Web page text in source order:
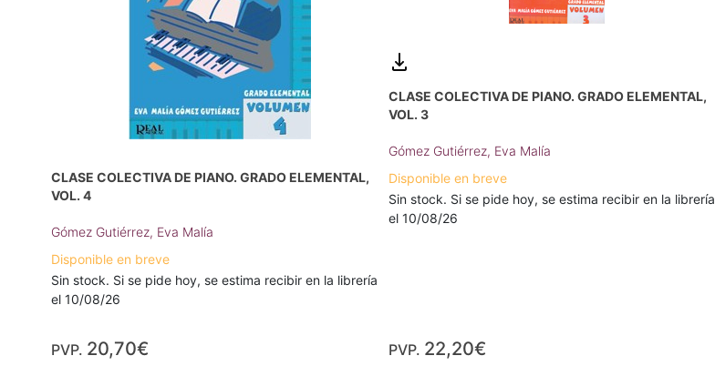
CLASE COLECTIVA DE PIANO. GRADO ELEMENTAL,
VOL. 4
Gómez Gutiérrez, Eva Malía
Disponible en breve
Sin stock. Si se pide hoy, se estima recibir en la librería
el 10/08/26
PVP. 20,70€
CLASE COLECTIVA DE PIANO. GRADO ELEMENTAL,
VOL. 3
Gómez Gutiérrez, Eva Malía
Disponible en breve
Sin stock. Si se pide hoy, se estima recibir en la librería
el 10/08/26
PVP. 22,20€